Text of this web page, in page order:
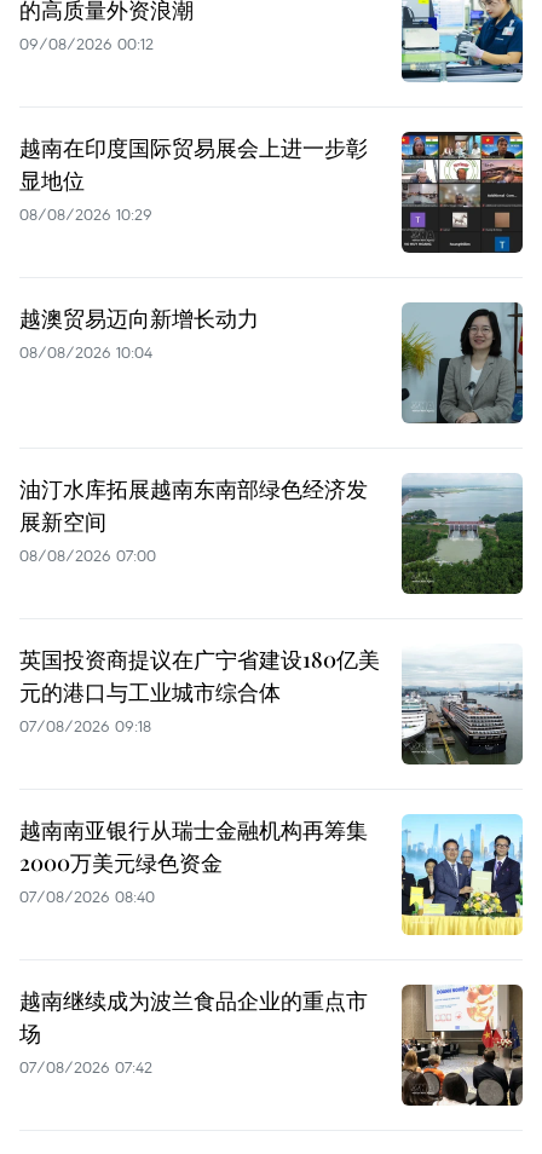
的高质量外资浪潮
09/08/2026 00:12
越南在印度国际贸易展会上进一步彰
显地位
08/08/2026 10:29
越澳贸易迈向新增长动力
08/08/2026 10:04
油汀水库拓展越南东南部绿色经济发
展新空间
08/08/2026 07:00
英国投资商提议在广宁省建设180亿美
元的港口与工业城市综合体
07/08/2026 09:18
越南南亚银行从瑞士金融机构再筹集
2000万美元绿色资金
07/08/2026 08:40
越南继续成为波兰食品企业的重点市
场
07/08/2026 07:42